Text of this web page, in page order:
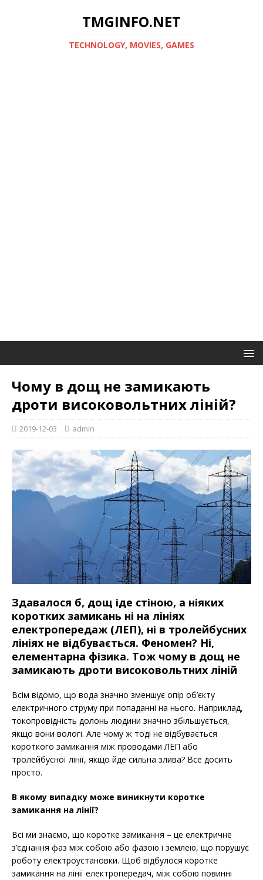
TMGINFO.NET
ТECHNOLOGY, MOVIES, GAMES
Чому в дощ не замикають
дроти високовольтних ліній?
2019-12-03 admin
Здавалося б, дощ іде стіною, а ніяких
коротких замикань ні на лініях
електропередаж (ЛЕП), ні в тролейбусних
лініях не відбувається. Феномен? Ні,
елементарна фізика. Тож чому в дощ не
замикають дроти високовольтних ліній
Всім відомо, що вода значно зменшує опір об’єкту
електричного струму при попаданні на нього. Наприклад,
токопровідність долонь людини значно збільшується,
якщо вони вологі. Але чому ж тоді не відбувається
короткого замикання між проводами ЛЕП або
тролейбусної лінії, якщо йде сильна злива? Все досить
просто.
В якому випадку може виникнути коротке
замикання на лінії?
Всі ми знаємо, що коротке замикання – це електричне
з’єднання фаз між собою або фазою і землею, що порушує
роботу електроустановки. Щоб відбулося коротке
замикання на лінії електропередач, між собою повинні